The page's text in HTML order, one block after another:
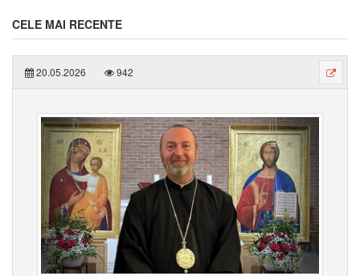
CELE MAI RECENTE
20.05.2026 942